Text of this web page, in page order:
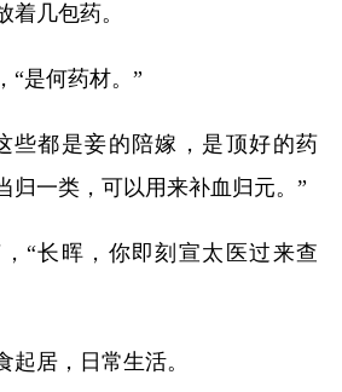
着几包药。
“是何药材。”
些都是妾的陪嫁，是顶好的药
归一类，可以用来补血归元。”
“长晖，你即刻宣太医过来查
起居，日常生活。